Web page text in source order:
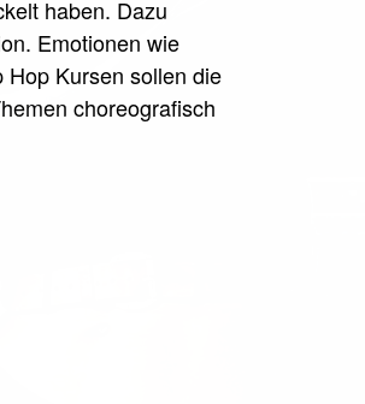
haben. Dazu
Emotionen wie
Kursen sollen die
choreografisch